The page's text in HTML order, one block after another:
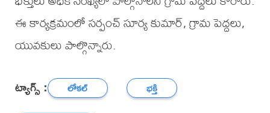
ఈ కార్యక్రమంలో సర్పంచ్ సూర్య కుమార్, గ్రామ పెద్దలు,
యువకులు పాల్గొన్నారు.
ట్యాగ్స్ : లోకల్
భక్తి